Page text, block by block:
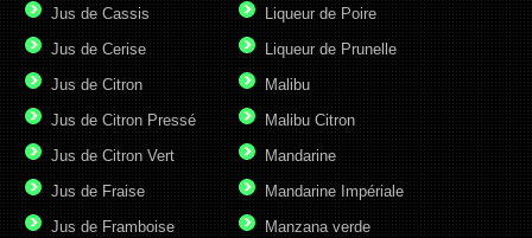
Jus de Cassis
Jus de Cerise
Jus de Citron
Jus de Citron Pressé
Jus de Citron Vert
Jus de Fraise
Jus de Framboise
Liqueur de Poire
Liqueur de Prunelle
Malibu
Malibu Citron
Mandarine
Mandarine Impériale
Manzana verde